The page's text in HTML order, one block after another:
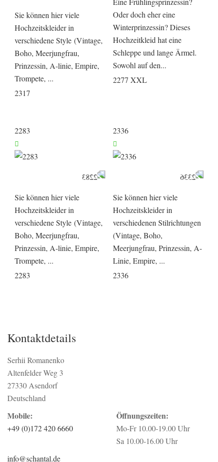
Sie können hier viele
Hochzeitskleider in
verschiedene Style (Vintage,
Boho, Meerjungfrau,
Prinzessin, A-linie, Empire,
Trompete, ...
2317
Oder doch eher eine
Winterprinzessin? Dieses
Hochzeitkleid hat eine
Schleppe und lange Ärmel.
Sowohl auf den...
2277 XXL
2283
Sie können hier viele
Hochzeitskleider in
verschiedene Style (Vintage,
Boho, Meerjungfrau,
Prinzessin, A-linie, Empire,
Trompete, ...
2283
2336
Sie können hier viele
Hochzeitskleider in
verschiedenen Stilrichtungen
(Vintage, Boho,
Meerjungfrau, Prinzessin, A-
Linie, Empire, ...
2336
Kontaktdetails
Serhii Romanenko
Altenfelder Weg 3
27330 Asendorf
Deutschland
Mobile:
+49 (0)172 420 6660
Öffnungszeiten:
Mo-Fr 10.00-19.00 Uhr
Sa 10.00-16.00 Uhr
info@schantal.de